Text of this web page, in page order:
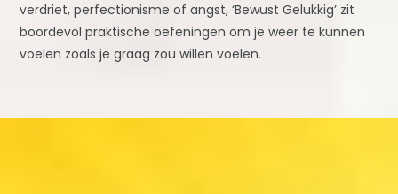
verdriet, perfectionisme of angst, ‘Bewust Gelukkig’ zit
boordevol praktische oefeningen om je weer te kunnen
voelen zoals je graag zou willen voelen.